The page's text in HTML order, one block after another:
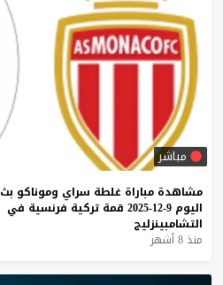
مباشر
مشاهدة مباراة غلطة سراي وموناكو بث
اليوم 9-12-2025 قمة تركية فرنسية في
التشامبينزليج
منذ 8 أشهر